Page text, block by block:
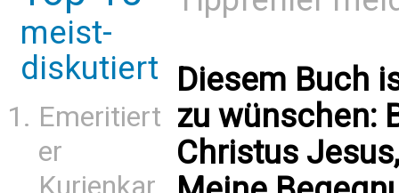
meist-
diskutiert
Emeritiert
er
Kurienkar
Diesem Buch
zu wünschen:
Christus